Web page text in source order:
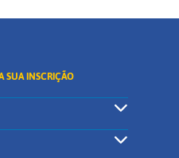
SUA INSCRIÇÃO